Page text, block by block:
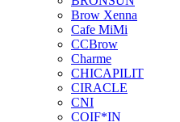
Brow Xenna
Cafe MiMi
CCBrow
Charme
CHICAPILIT
CIRACLE
CNI
COIF*IN